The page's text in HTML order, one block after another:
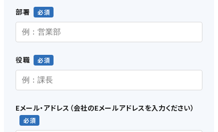
部署
役職
Eメール・アドレス（会社のEメールアドレスを入力ください）